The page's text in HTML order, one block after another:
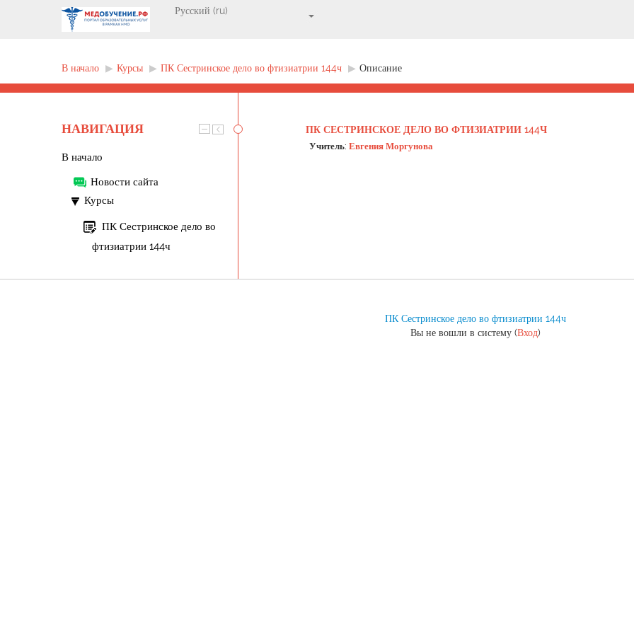
В начало ▶︎ Курсы ▶︎ ПК Сестринское дело во фтизиатрии 144ч ▶︎ Описание
ПК СЕСТРИНСКОЕ ДЕЛО ВО ФТИЗИАТРИИ 144Ч
Учитель:Евгения Моргунова
НАВИГАЦИЯ
В начало
Новости сайта
Курсы
ПК Сестринское дело во
фтизиатрии 144ч
ПК Сестринское дело во фтизиатрии 144ч
Вы не вошли в систему (Вход)